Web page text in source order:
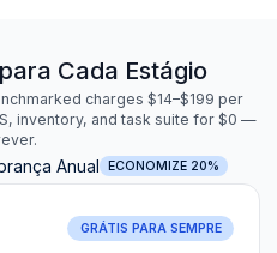
Cada Estágio
charges $14–$199 per
inventory, and task suite for $0 —
Anual ECONOMIZE 20%
GRÁTIS PARA SEMPRE